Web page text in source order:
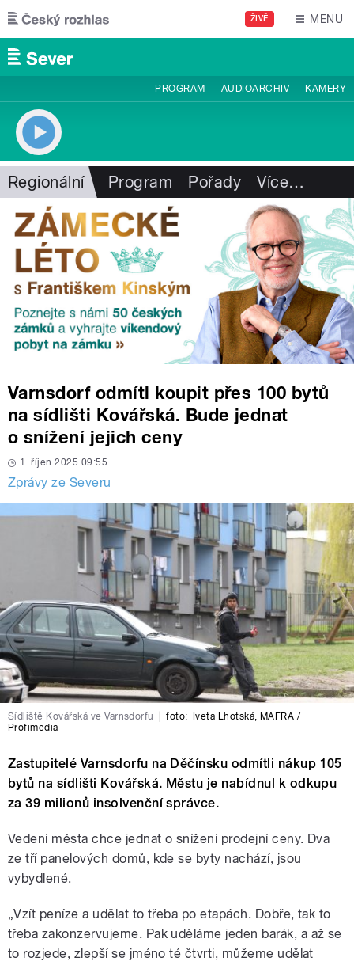
Přejít k hlavnímu obsahu
ŽIVĚ MENU
PROGRAM AUDIOARCHIV KAMERY
Regionální Program Pořady Více…
Varnsdorf odmítl koupit přes 100 bytů
na sídlišti Kovářská. Bude jednat
o snížení jejich ceny
1. říjen 2025 09:55
Zprávy ze Severu
Sídliště Kovářská ve Varnsdorfu foto: Iveta Lhotská, MAFRA /
Profimedia
Zastupitelé Varnsdorfu na Děčínsku odmítli nákup 105
bytů na sídlišti Kovářská. Městu je nabídnul k odkupu
za 39 milionů insolvenční správce.
Vedení města chce jednat o snížení prodejní ceny. Dva
ze tří panelových domů, kde se byty nachází, jsou
vybydlené.
„Vzít peníze a udělat to třeba po etapách. Dobře, tak to
třeba zakonzervujeme. Pak uděláme jeden barák, a až se
to rozjede, zlepší se jméno té čtvrti, můžeme udělat